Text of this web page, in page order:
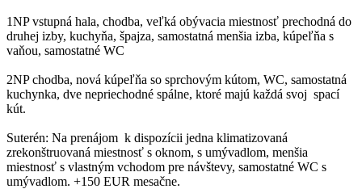
1NP vstupná hala, chodba, veľká obývacia miestnosť prechodná do
druhej izby, kuchyňa, špajza, samostatná menšia izba, kúpeľňa s
vaňou, samostatné WC
2NP chodba, nová kúpeľňa so sprchovým kútom, WC, samostatná
kuchynka, dve nepriechodné spálne, ktoré majú každá svoj spací
kút.
Suterén: Na prenájom k dispozícii jedna klimatizovaná
zrekonštruovaná miestnosť s oknom, s umývadlom, menšia
miestnosť s vlastným vchodom pre návštevy, samostatné WC s
umývadlom. +150 EUR mesačne.